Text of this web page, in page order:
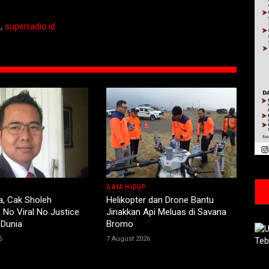
, superradio.id
Cak Sholeh
No Viral No Justice
GAYA HIDUP
Helikopter dan Drone Bantu
Jinakkan Api Meluas di Savana
Bromo
7 August 2026